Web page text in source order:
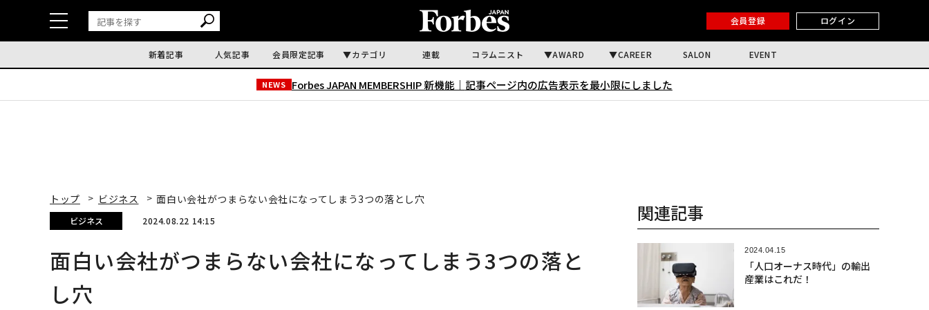
会員登録 ログイン
新着記事 人気記事 会員限定記事 カテゴリ 連載 コラムニスト AWARD CAREER SALON EVENT
NEWS Forbes JAPAN MEMBERSHIP 新機能｜ 記事ページ内の広告表示を最小限にしました
トップ ビジネス 面白い会社がつまらない会社になってしまう3つの落とし穴
ビジネス 2024.08.22 14:15
面白い会社がつまらない会社になってしまう3つの落と
し穴
関連記事
2024.04.15
「人口オーナス時代」の輸出
産業はこれだ！